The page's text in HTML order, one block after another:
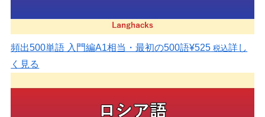
頻出500単語 入門編A1相当・最初の500語¥525 税込詳し
く見る